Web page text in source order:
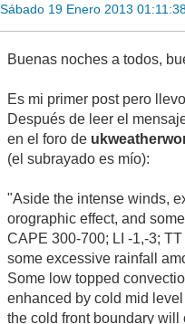
Sábado 19 Enero 2013
Buenas noches a todos,
Es mi primer post pero
Después de leer el
en el foro de
(el subrayado es mío):
"Aside the intense winds,
orographic effect, and
CAPE 300-700; LI -1,-3;
some excessive rainfall
Some low topped
enhanced by cold mid
the cold front boundary